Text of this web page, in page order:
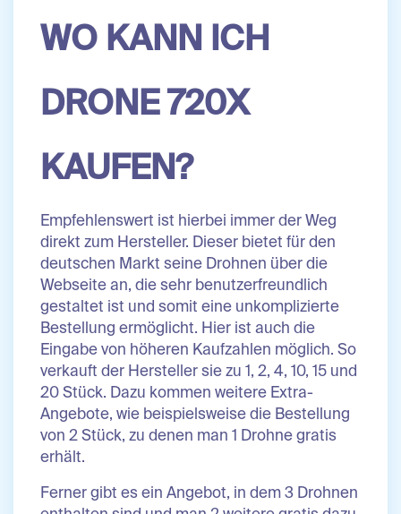
WO KANN ICH
DRONE 720X
KAUFEN?
Empfehlenswert ist hierbei immer der Weg
direkt zum Hersteller. Dieser bietet für den
deutschen Markt seine Drohnen über die
Webseite an, die sehr benutzerfreundlich
gestaltet ist und somit eine unkomplizierte
Bestellung ermöglicht. Hier ist auch die
Eingabe von höheren Kaufzahlen möglich. So
verkauft der Hersteller sie zu 1, 2, 4, 10, 15 und
20 Stück. Dazu kommen weitere Extra-
Angebote, wie beispielsweise die Bestellung
von 2 Stück, zu denen man 1 Drohne gratis
erhält.
Ferner gibt es ein Angebot, in dem 3 Drohnen